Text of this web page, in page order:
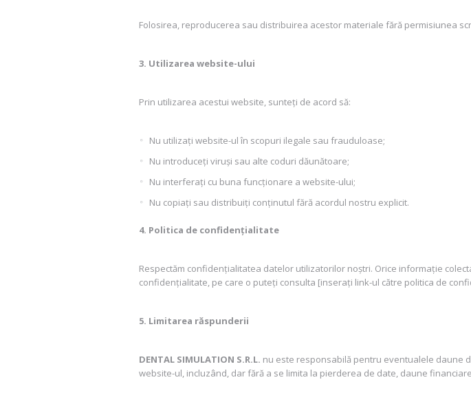
Folosirea, reproducerea sau distribuirea acestor materiale fără permisiunea
3. Utilizarea website-ului
Prin utilizarea acestui website, sunteți de acord să:
Nu utilizați website-ul în scopuri ilegale sau frauduloase;
Nu introduceți viruși sau alte coduri dăunătoare;
Nu interferați cu buna funcționare a website-ului;
Nu copiați sau distribuiți conținutul fără acordul nostru explicit.
4. Politica de confidențialitate
Respectăm confidențialitatea datelor utilizatorilor noștri. Orice informație
confidențialitate, pe care o puteți consulta [inserați link-ul către politica de
5. Limitarea răspunderii
DENTAL SIMULATION S.R.L. nu este responsabilă pentru eventualele daune
website-ul, incluzând, dar fără a se limita la pierderea de date, daune